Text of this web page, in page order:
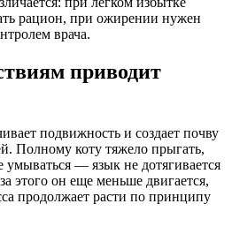
рацион, при ожирении нужен
врача.
приводит
подвижность и создает почву
Полному коту тяжело прыгать,
умываться — язык не дотягивается
этого он еще меньше двигается,
продолжает расти по принципу